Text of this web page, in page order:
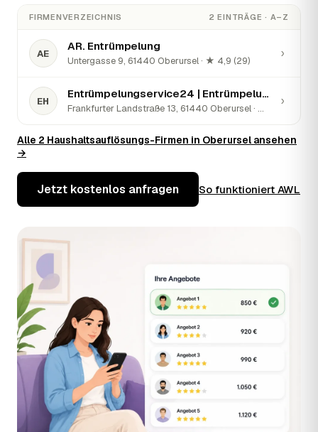
FIRMENVERZEICHNIS 2 EINTRÄGE · A–Z
AE
AR. Entrümpelung
Untergasse 9, 61440 Oberursel · ★ 4,9 (29)
›
EH
Entrümpelungservice24 | Entrümpelungen & Haushaltsauflösungen
Frankfurter Landstraße 13, 61440 Oberursel · ★ 5 (23)
›
Alle 2 Haushaltsauflösungs-Firmen in Oberursel ansehen
→
Jetzt kostenlos anfragen So funktioniert AWL